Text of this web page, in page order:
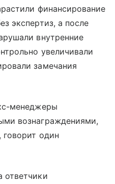
финансирование
экспертиз, а после
внутренние
увеличивали
замечания
менеджеры
вознаграждениями,
говорит один
ответчики